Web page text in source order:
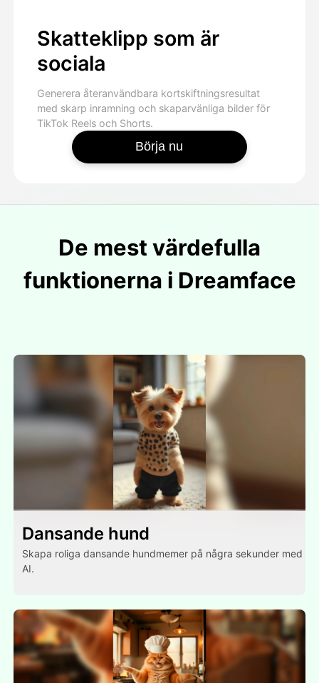
Skatteklipp som är
sociala
Generera återanvändbara kortskiftningsresultat
med skarp inramning och skaparvänliga bilder för
TikTok Reels och Shorts.
Börja nu
De mest värdefulla
funktionerna i Dreamface
Dansande hund
Skapa roliga dansande hundmemer på några sekunder med
AI.